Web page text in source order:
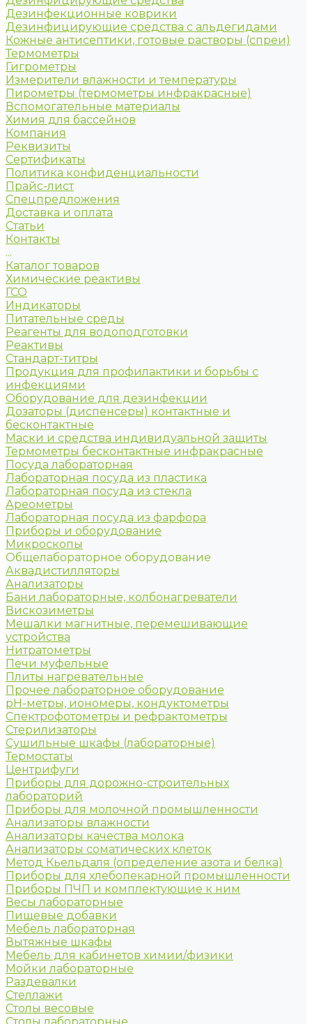
Дезинфекционные коврики
Дезинфицирующие средства с альдегидами
Кожные антисептики, готовые растворы (спреи)
Термометры
Гигрометры
Измерители влажности и температуры
Пирометры (термометры инфракрасные)
Вспомогательные материалы
Химия для бассейнов
Компания
Реквизиты
Сертификаты
Политика конфиденциальности
Прайс-лист
Спецпредложения
Доставка и оплата
Статьи
Контакты
...
Каталог товаров
Химические реактивы
ГСО
Индикаторы
Питательные среды
Реагенты для водоподготовки
Реактивы
Стандарт-титры
Продукция для профилактики и борьбы с
инфекциями
Оборудование для дезинфекции
Дозаторы (диспенсеры) контактные и
бесконтактные
Маски и средства индивидуальной защиты
Термометры бесконтактные инфракрасные
Посуда лабораторная
Лабораторная посуда из пластика
Лабораторная посуда из стекла
Ареометры
Лабораторная посуда из фарфора
Приборы и оборудование
Микроскопы
Общелабораторное оборудование
Аквадистилляторы
Анализаторы
Бани лабораторные, колбонагреватели
Вискозиметры
Мешалки магнитные, перемешивающие
устройства
Нитратометры
Печи муфельные
Плиты нагревательные
Прочее лабораторное оборудование
рН-метры, иономеры, кондуктометры
Спектрофотометры и рефрактометры
Стерилизаторы
Сушильные шкафы (лабораторные)
Термостаты
Центрифуги
Приборы для дорожно-строительных
лабораторий
Приборы для молочной промышленности
Анализаторы влажности
Анализаторы качества молока
Анализаторы соматических клеток
Метод Кьельдаля (определение азота и белка)
Приборы для хлебопекарной промышленности
Приборы ПЧП и комплектующие к ним
Весы лабораторные
Пищевые добавки
Мебель лабораторная
Вытяжные шкафы
Мебель для кабинетов химии/физики
Мойки лабораторные
Раздевалки
Стеллажи
Столы весовые